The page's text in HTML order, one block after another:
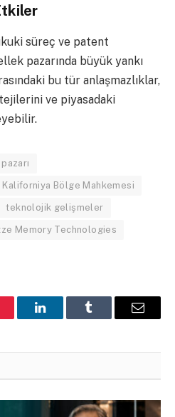
süreç ve patent
pazarında büyük yankı
bu tür anlaşmazlıklar,
ve piyasadaki
Kaliforniya Bölge Mahkemesi
teknolojik gelişmeler
Memory Technologies
LinkedInTumblr Email